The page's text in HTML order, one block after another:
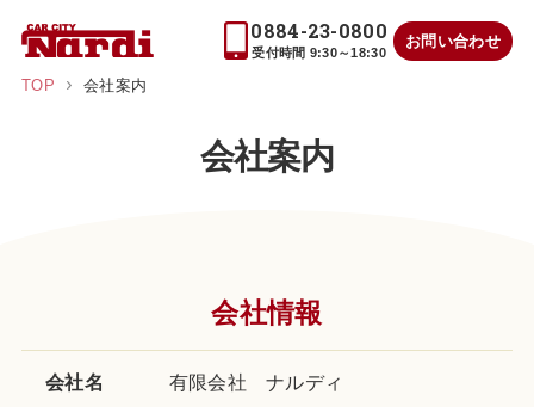
0884-23-0800
受付時間 9:30～18:30
お問い合わせ
TOP 会社案内
会社案内
会社情報
会社名 有限会社 ナルディ